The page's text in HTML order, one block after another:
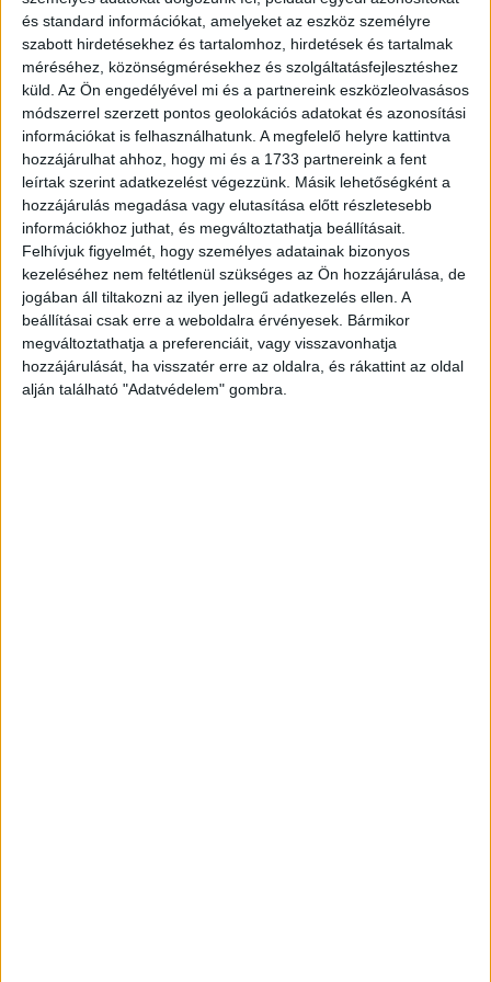
és standard információkat, amelyeket az eszköz személyre
szabott hirdetésekhez és tartalomhoz, hirdetések és tartalmak
méréséhez, közönségmérésekhez és szolgáltatásfejlesztéshez
küld. Az Ön engedélyével mi és a partnereink eszközleolvasásos
módszerrel szerzett pontos geolokációs adatokat és azonosítási
információkat is felhasználhatunk. A megfelelő helyre kattintva
hozzájárulhat ahhoz, hogy mi és a 1733 partnereink a fent
leírtak szerint adatkezelést végezzünk. Másik lehetőségként a
hozzájárulás megadása vagy elutasítása előtt részletesebb
információkhoz juthat, és megváltoztathatja beállításait.
Felhívjuk figyelmét, hogy személyes adatainak bizonyos
kezeléséhez nem feltétlenül szükséges az Ön hozzájárulása, de
jogában áll tiltakozni az ilyen jellegű adatkezelés ellen. A
beállításai csak erre a weboldalra érvényesek. Bármikor
megváltoztathatja a preferenciáit, vagy visszavonhatja
hozzájárulását, ha visszatér erre az oldalra, és rákattint az oldal
alján található "Adatvédelem" gombra.
leglátogatottabb oldal legyen a Jófogás.hu
Magyarországon a dkt.hu havi összes valódi felhasználót
mutató adatai alapján. Ez azt jelenti, hogy ebből a
kategóriából havonta mintegy 2,2 millióan keresik fel az
oldalunkat.
– Melyik eredményre vagy a legbüszkébb 2016-ban, és mi
az, amit máshogy csinálnál?
– Az egész évre büszke vagyok! Úgy sikerült elérni az
eredményeket, hogy közben 45 főre növeltük a létszámot,
emellett nem lassultak le a fejlesztéseink. Semmit nem
csinálnék máshogy.
– A múlt év végén jelentettétek be a Használtautó.hu
beolvasztását a Jófogás.hu-ba. Mit jelent ez a vállalat